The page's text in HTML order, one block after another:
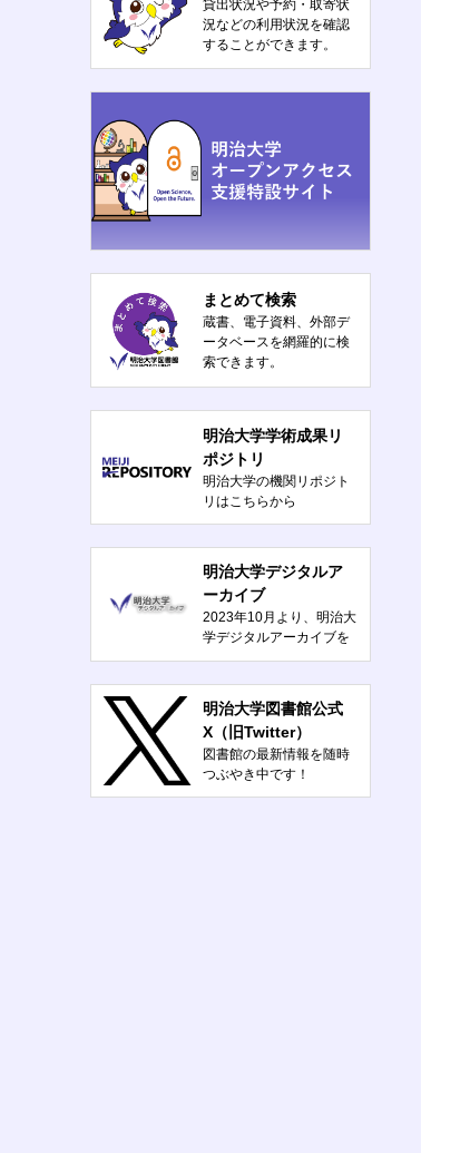
貸出状況や予約・取寄状
況などの利用状況を確認
することができます。
まとめて検索
蔵書、電子資料、外部デ
ータベースを網羅的に検
索できます。
明治大学学術成果リ
ポジトリ
明治大学の機関リポジト
リはこちらから
明治大学デジタルア
ーカイブ
2023年10月より、明治大
学デジタルアーカイブを
公開しました。
明治大学図書館公式
X（旧Twitter）
図書館の最新情報を随時
つぶやき中です！
@meiji_lib